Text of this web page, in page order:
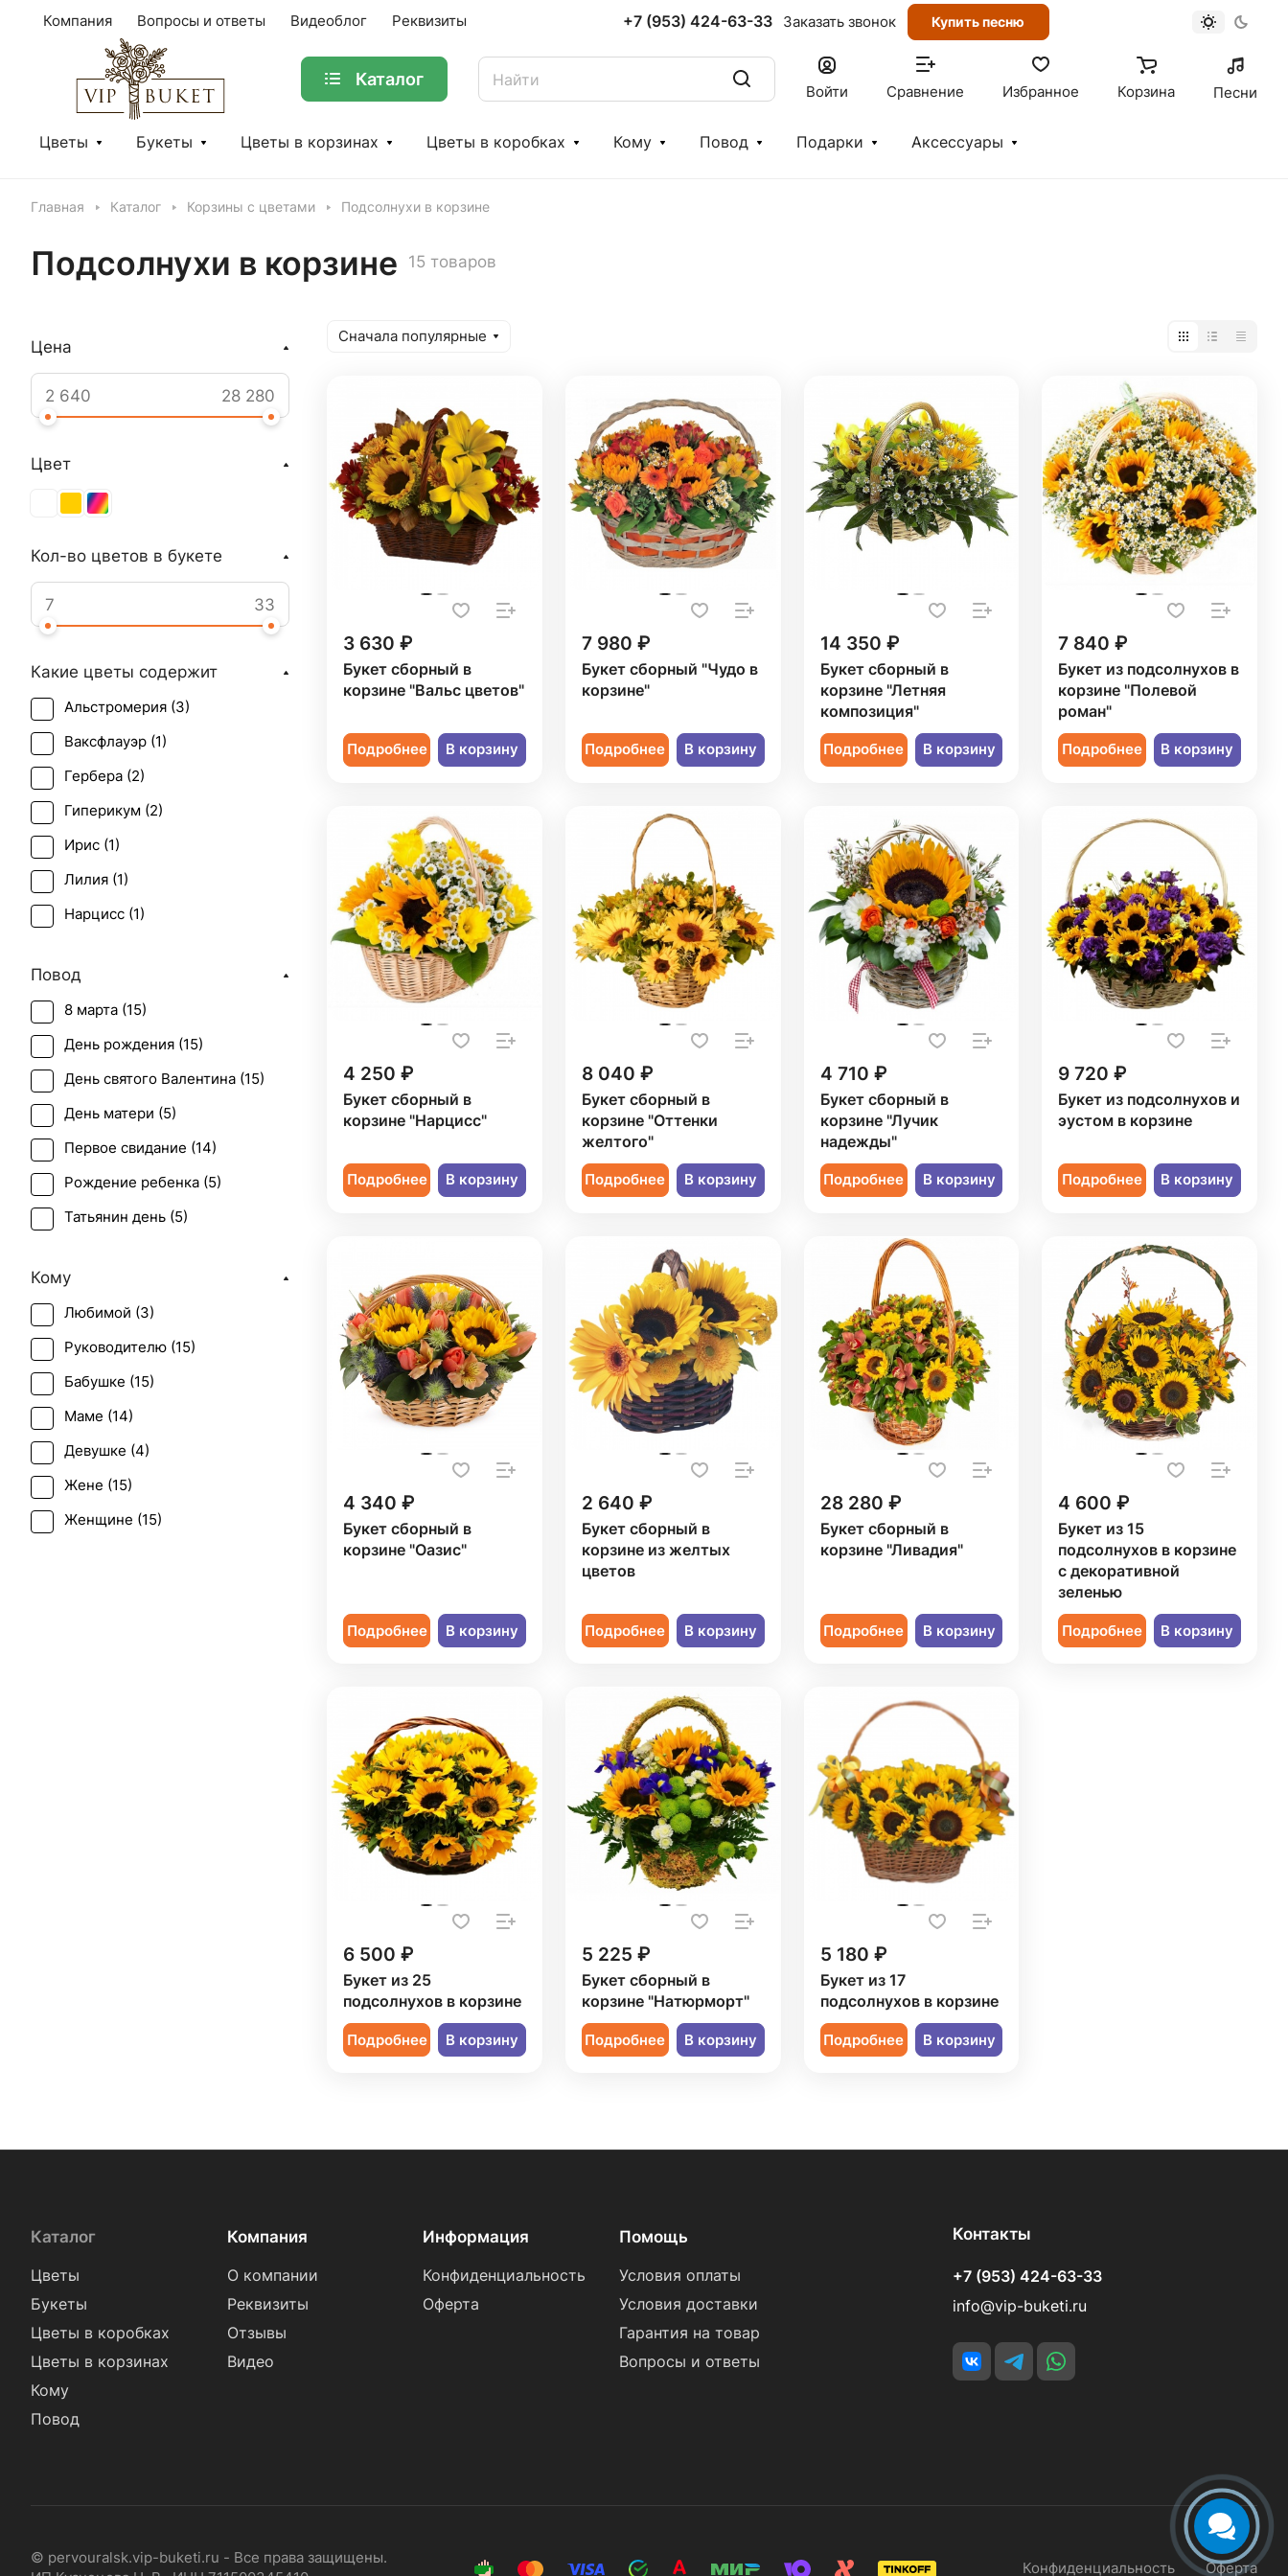
Компания Вопросы и ответы Видеоблог Реквизиты +7 (953) 424-63-33 Заказать звонок Купить песню
Каталог
Войти Сравнение Избранное Корзина Песни
Цветы Букеты Цветы в корзинах Цветы в коробках Кому Повод Подарки Аксессуары
Главная Каталог Корзины с цветами Подсолнухи в корзине
Подсолнухи в корзине 15 товаров
Сначала популярные
3 630 ₽
Букет сборный в
корзине "Вальс цветов"
Подробнее В корзину
7 980 ₽
Букет сборный "Чудо в
корзине"
Подробнее В корзину
14 350 ₽
Букет сборный в
корзине "Летняя
композиция"
Подробнее В корзину
7 840 ₽
Букет из подсолнухов в
корзине "Полевой
роман"
Подробнее В корзину
4 250 ₽
Букет сборный в
корзине "Нарцисс"
Подробнее В корзину
8 040 ₽
Букет сборный в
корзине "Оттенки
желтого"
Подробнее В корзину
4 710 ₽
Букет сборный в
корзине "Лучик
надежды"
Подробнее В корзину
9 720 ₽
Букет из подсолнухов и
эустом в корзине
Подробнее В корзину
4 340 ₽
Букет сборный в
корзине "Оазис"
Подробнее В корзину
2 640 ₽
Букет сборный в
корзине из желтых
цветов
Подробнее В корзину
28 280 ₽
Букет сборный в
корзине "Ливадия"
Подробнее В корзину
4 600 ₽
Букет из 15
подсолнухов в корзине
с декоративной
зеленью
Подробнее В корзину
6 500 ₽
Букет из 25
подсолнухов в корзине
Подробнее В корзину
5 225 ₽
Букет сборный в
корзине "Натюрморт"
Подробнее В корзину
5 180 ₽
Букет из 17
подсолнухов в корзине
Подробнее В корзину
Цена
Цвет
Кол-во цветов в букете
Какие цветы содержит
Альстромерия (3)
Ваксфлауэр (1)
Гербера (2)
Гиперикум (2)
Ирис (1)
Лилия (1)
Нарцисс (1)
Подсолнух (
Роза (1)
Роза кустовая (1 )
Ромашка (1)
Солидаго (1)
Танацетум (3)
Тюльпан (1 )
Хризантема (6)
Повод
8 марта (15)
День рождения (15)
День святого Валентина (15)
День матери (5)
Первое свидание (14)
Рождение ребенка (5)
Татьянин день (5)
Кому
Любимой (3)
Руководителю (15)
Бабушке (15)
Маме (14)
Девушке (4)
Жене (15)
Женщине (15)
Каталог
Цветы
Букеты
Цветы в коробках
Цветы в корзинах
Кому
Повод
Компания
О компании
Реквизиты
Отзывы
Видео
Информация
Конфиденциальность
Оферта
Помощь
Условия оплаты
Условия доставки
Гарантия на товар
Вопросы и ответы
Контакты
+7 (953) 424-63-33
info@vip-buketi.ru
© pervouralsk.vip-buketi.ru - Все права защищены.
Конфиденциальность Оферта